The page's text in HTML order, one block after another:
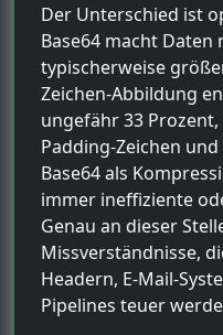
Der Unterschied ist
Base64 macht
typischerweise
Zeichen-Abbildung
ungefähr 33
Padding-Zeichen
Base64 als
immer ineffiziente
Genau an dieser
Missverständnisse,
Headern, E-Mail-
Pipelines teuer